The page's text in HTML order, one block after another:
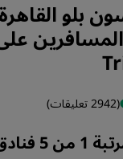
بلو
(2942 تعليقات)
في النزهة